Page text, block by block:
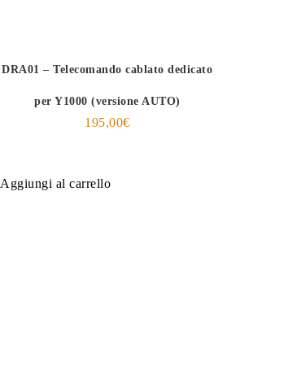
DRA01 – Telecomando cablato dedicato
per Y1000 (versione AUTO)
195,00€
Aggiungi al carrello